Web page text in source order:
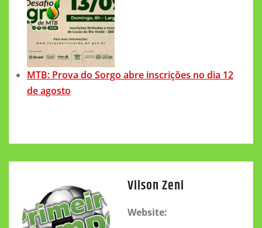
MTB: Prova do Sorgo abre inscrições no dia 12
de agosto
Vilson Zeni
Website: